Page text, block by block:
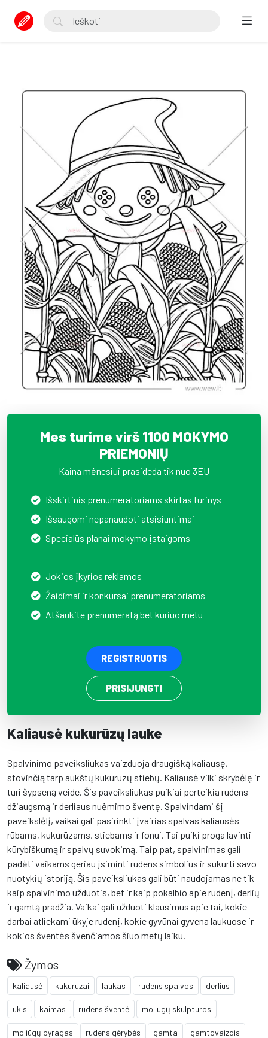
Mes turime virš 1100 MOKYMO
PRIEMONIŲ
Kaina mėnesiui prasideda tik nuo 3EU
Išskirtinis prenumeratoriams skirtas turinys
Išsaugomi nepanaudoti atsisiuntimai
Specialūs planai mokymo įstaigoms
Jokios įkyrios reklamos
Žaidimai ir konkursai prenumeratoriams
Atšaukite prenumeratą bet kuriuo metu
REGISTRUOTIS
PRISIJUNGTI
Kaliausė kukurūzų lauke
Spalvinimo paveiksliukas vaizduoja draugišką kaliausę,
stovinčią tarp aukštų kukurūzų stiebų. Kaliausė vilki skrybėlę ir
turi šypseną veide. Šis paveiksliukas puikiai perteikia rudens
džiaugsmą ir derliaus nuėmimo šventę. Spalvindami šį
paveikslėlį, vaikai gali pasirinkti įvairias spalvas kaliausės
rūbams, kukurūzams, stiebams ir fonui. Tai puiki proga lavinti
kūrybiškumą ir spalvų suvokimą. Taip pat, spalvinimas gali
padėti vaikams geriau įsiminti rudens simbolius ir sukurti savo
nuotykių istoriją. Šis paveiksliukas gali būti naudojamas ne tik
kaip spalvinimo užduotis, bet ir kaip pokalbio apie rudenį, derlių
ir gamtą pradžia. Vaikai gali užduoti klausimus apie tai, kokie
darbai atliekami ūkyje rudenį, kokie gyvūnai gyvena laukuose ir
kokios šventės švenčiamos šiuo metų laiku.
Žymos
kaliausė kukurūzai laukas rudens spalvos derlius
ūkis kaimas rudens šventė moliūgų skulptūros
moliūgų pyragas rudens gėrybės gamta gamtovaizdis